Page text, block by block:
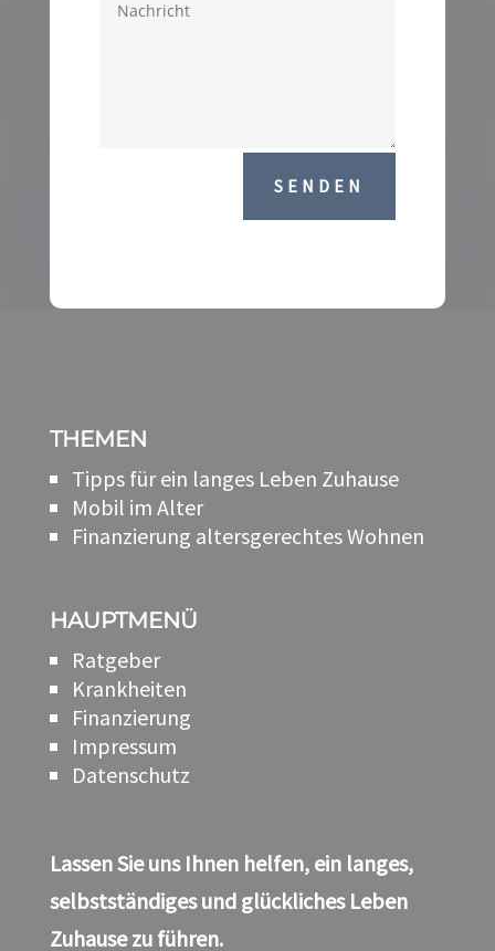
SENDEN
THEMEN
Tipps für ein langes Leben Zuhause
Mobil im Alter
Finanzierung altersgerechtes Wohnen
HAUPTMENÜ
Ratgeber
Krankheiten
Finanzierung
Impressum
Datenschutz
Lassen Sie uns Ihnen helfen, ein langes,
selbstständiges und glückliches Leben
Zuhause zu führen.